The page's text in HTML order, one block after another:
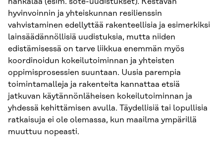
hyvinvoinnin ja yhteiskunnan resilienssin
vahvistaminen edellyttää rakenteellisia ja esimerkiksi
lainsäädännöllisiä uudistuksia, mutta niiden
edistämisessä on tarve liikkua enemmän myös
koordinoidun kokeilutoiminnan ja yhteisten
oppimisprosessien suuntaan. Uusia parempia
toimintamalleja ja rakenteita kannattaa etsiä
jatkuvan käytännönläheisen kokeilutoiminnan ja
yhdessä kehittämisen avulla. Täydellisiä tai lopullisia
ratkaisuja ei ole olemassa, kun maailma ympärillä
muuttuu nopeasti.